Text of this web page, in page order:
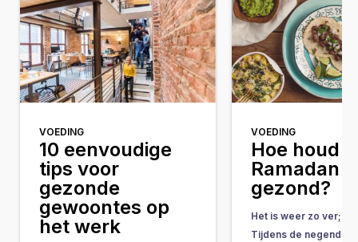
VOEDING
10 eenvoudige
tips voor
gezonde
gewoontes op
het werk
VOEDING
Hoe houd
Ramadan
gezond?
Het is weer zo ver; de
Tijdens de negende